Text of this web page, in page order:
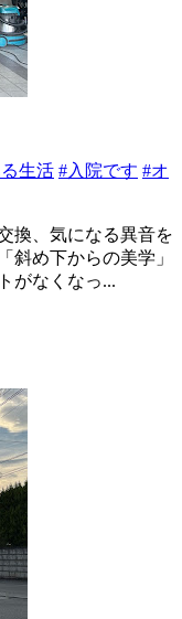
生活 #入院です #オ
換、気になる異音を
斜め下からの美学」
がなくなっ...